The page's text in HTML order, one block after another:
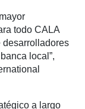
todo CALA
desarrolladores
local”,
a largo